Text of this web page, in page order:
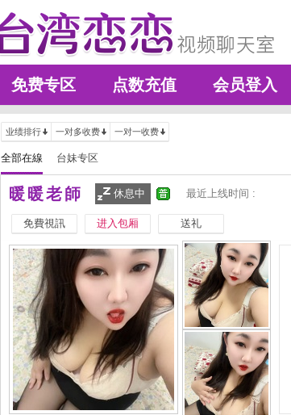
免费专区 点数充值 会员登入
业绩排行 一对多收费 一对一收费
全部在線 台妹专区
暖暖老師 休息中 最近上线时间 :
免費視訊 进入包厢 送礼